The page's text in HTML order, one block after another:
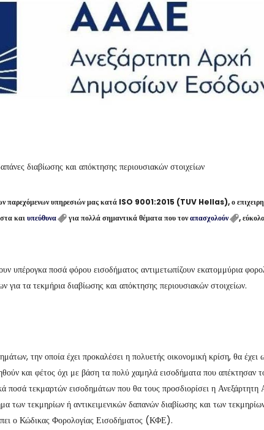
διαβίωσης και απόκτησης περιουσιακών στοιχείων
παρεχόμενων υπηρεσιών μας κατά ISO 9001:2015 (TUV Hellas), ο
καιυπεύθυνα για πολλά σημαντικά θέματα που τοναπασχολούν
,
υπέρογκα ποσά φόρου εισοδήματος αντιμετωπίζουν εκατομμύρια
για τα τεκμήρια διαβίωσης και απόκτησης περιουσιακών στοιχείων.
την οποία έχει προκαλέσει η πολυετής οικονομική κρίση, θα έχει
και φέτος όχι με βάση τα πολύ χαμηλά εισοδήματα που απέκτησαν
ποσά τεκμαρτών εισοδημάτων που θα τους προσδιορίσει η
τεκμηρίων ή αντικειμενικών δαπανών διαβίωσης και των
ο Κώδικας Φορολογίας Εισοδήματος (ΚΦΕ).